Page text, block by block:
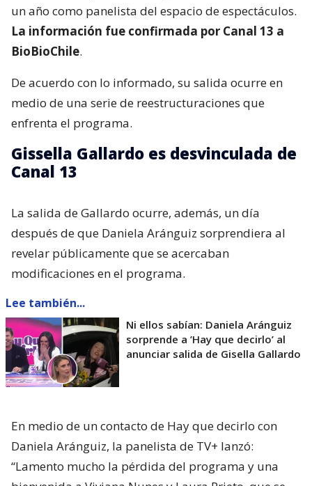
un año como panelista del espacio de espectáculos.
La información fue confirmada por Canal 13 a
BioBioChile.
De acuerdo con lo informado, su salida ocurre en
medio de una serie de reestructuraciones que
enfrenta el programa.
Gissella Gallardo es desvinculada de
Canal 13
La salida de Gallardo ocurre, además, un día
después de que Daniela Aránguiz sorprendiera al
revelar públicamente que se acercaban
modificaciones en el programa.
Lee también...
Ni ellos sabían: Daniela Aránguiz
sorprende a ’Hay que decirlo’ al
anunciar salida de Gisella Gallardo
En medio de un contacto de Hay que decirlo con
Daniela Aránguiz, la panelista de TV+ lanzó:
“Lamento mucho la pérdida del programa y una